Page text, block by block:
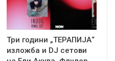
Три години „ТЕРАПИЈА“
изложба и DJ сетови